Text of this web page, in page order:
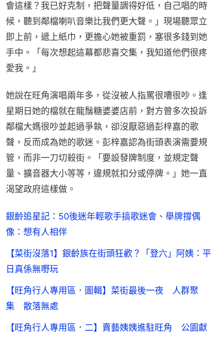
會這樣？我已好克制，把聲量調得好低，自己唱的時
候，聽到鄰檔喇叭音樂比我們更大聲。」現場聽眾立
即上前，遞上紙巾，更擔心她被重罰，塞很多錢到她
手中。「每次想起這幕都悲喜交集，我知道他們很疼
愛我。」
她說在旺角演唱兩年多，從沒被人指罵很嘈很吵。逢
星期日她的檔就在龍鬚糖婆婆店前，對方曾多次投訴
鄰檔大媽很吵並起過爭執，卻沒厭惡過彭梓嘉的歌
聲，反而成為她的歌迷。彭梓嘉認為街頭表演需要規
管，而非一刀切殺街。「要設發牌制度，並規定聲
量、擴音器大小等等，違規就扣分或停牌。」她一直
渴望政府這樣做。
銀齡追星記：50後迷年輕歌手搞歌迷會、舉牌撐偶
像：想有人相伴
【菜街沒落1】銀齡族在街頭狂歡？「登六」阿姨：平
日真係無嘢玩
【旺角行人專用區．圖輯】菜街最後一夜 人群聚
集 散落無處
【旺角行人專用區．二】賣藝姨姨進駐旺角 公園獻